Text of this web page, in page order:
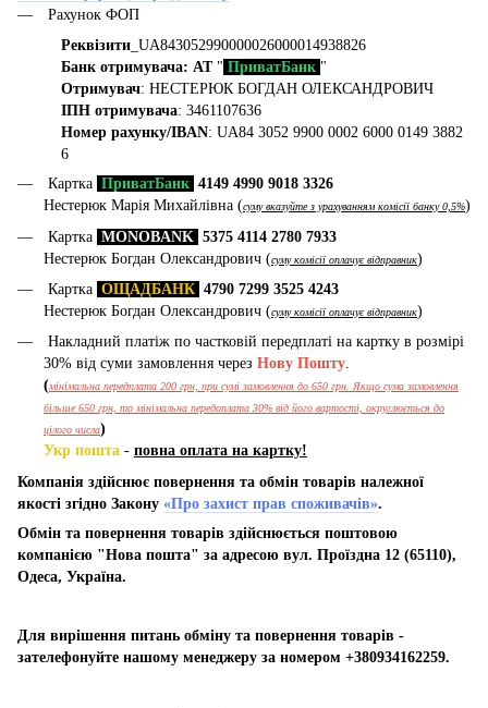
Рахунок ФОП
Реквізити _UA843052990000026000014938826
Банк отримувача: АТ" ПриватБанк "
Отримувач: НЕСТЕРЮК БОГДАН ОЛЕКСАНДРОВИЧ
ІПН отримувача: 3461107636
Номер рахунку/IBAN: UA84 3052 9900 0002 6000 0149 3882
6
Картка ПриватБанк 4149 4990 9018 3326
Нестерюк Марія Михайлівна (суму вказуйте з урахуванням комісії банку 0,5%)
Картка MONOBANK 5375 4114 2780 7933
Нестерюк Богдан Олександрович (суму комісії оплачує відправник)
Картка ОЩАДБАНК 4790 7299 3525 4243
Нестерюк Богдан Олександрович (суму комісії оплачує відправник)
Накладний платіж по частковій передплаті на картку в розмірі
30% від суми замовлення через Нову Пошту.
(мінімальна передплата 200 грн, при сумі замовлення до 650 грн. Якщо сума замовлення
більше 650 грн, то мінімальна передоплата 30% від його вартості, округлюється до
цілого числа)
Укр пошта - повна оплата на картку!
Компанія здійснює повернення та обмін товарів належної
якості згідно Закону «Про захист прав споживачів».
Обмін та повернення товарів здійснюється поштовою
компанією "Нова пошта" за адресою вул. Проїздна 12 (65110),
Одеса, Україна.
Для вирішення питань обміну та повернення товарів -
зателефонуйте нашому менеджеру за номером +380934162259.